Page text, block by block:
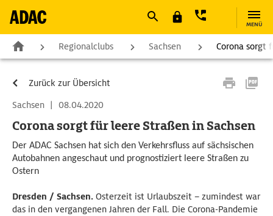
MENÜ
Regionalclubs Sachsen Corona sorgt
Zurück zur Übersicht
Sachsen | 08.04.2020
Corona sorgt für leere Straßen in Sachsen
Der ADAC Sachsen hat sich den Verkehrsfluss auf sächsischen
Autobahnen angeschaut und prognostiziert leere Straßen zu
Ostern
Dresden / Sachsen. Osterzeit ist Urlaubszeit – zumindest war
das in den vergangenen Jahren der Fall. Die Corona-Pandemie